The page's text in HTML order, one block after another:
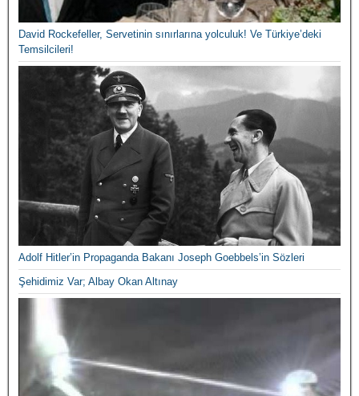
David Rockefeller, Servetinin sınırlarına yolculuk! Ve Türkiye’deki
Temsilcileri!
Adolf Hitler’in Propaganda Bakanı Joseph Goebbels’in Sözleri
Şehidimiz Var; Albay Okan Altınay